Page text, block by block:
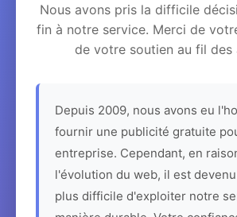
Nous avons pris la difficile
fin à notre service. Merci de
de votre soutien au fil des
Depuis 2009, nous avons eu
fournir une publicité gratuite
entreprise. Cependant, en
l'évolution du web, il est
plus difficile d'exploiter notre